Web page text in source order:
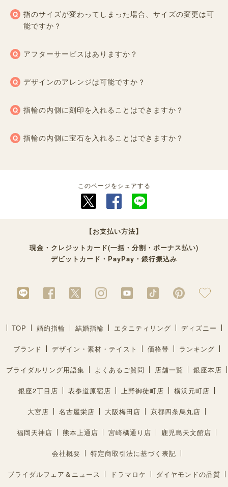
指のサイズが変わってしまった場合、サイズの変更は可
能ですか？
アフターサービスはありますか？
デザインのアレンジは可能ですか？
指輪の内側に刻印を入れることはできますか？
指輪の内側に宝石を入れることはできますか？
このページをシェアする
【お支払い方法】
現金・クレジットカード(一括・分割・ボーナス払い)
デビットカード・PayPay・銀行振込み
TOP 婚約指輪 結婚指輪 エタニティリング ディズニー
ブランド デザイン・素材・テイスト 価格帯 ランキング
ブライダルリング用語集 よくあるご質問 店舗一覧 銀座本店
銀座2丁目店 表参道原宿店 上野御徒町店 横浜元町店
大宮店 名古屋栄店 大阪梅田店 京都四条烏丸店
福岡天神店 熊本上通店 宮崎橘通り店 鹿児島天文館店
会社概要 特定商取引法に基づく表記
ブライダルフェア＆ニュース ドラマロケ ダイヤモンドの品質